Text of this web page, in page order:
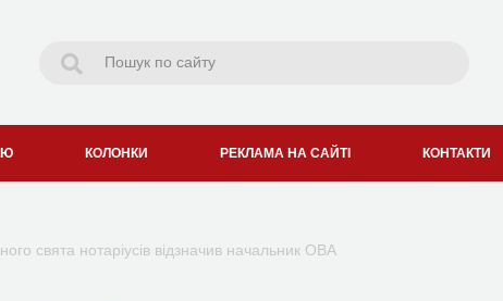
КОЛОНКИ РЕКЛАМА НА САЙТІ КОНТАКТИ
свята нотаріусів відзначив начальник ОВА